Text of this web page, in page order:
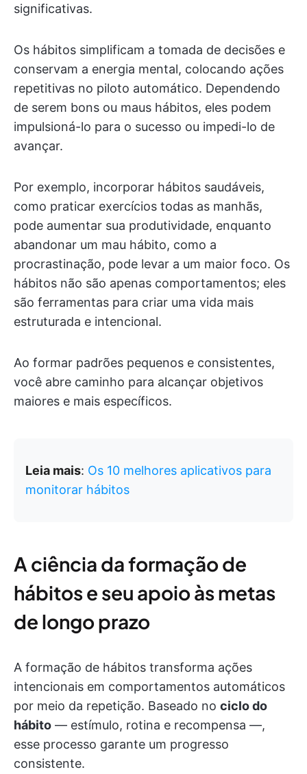
significativas.
Os hábitos simplificam a tomada de decisões e
conservam a energia mental, colocando ações
repetitivas no piloto automático. Dependendo
de serem bons ou maus hábitos, eles podem
impulsioná-lo para o sucesso ou impedi-lo de
avançar.
Por exemplo, incorporar hábitos saudáveis,
como praticar exercícios todas as manhãs,
pode aumentar sua produtividade, enquanto
abandonar um mau hábito, como a
procrastinação, pode levar a um maior foco. Os
hábitos não são apenas comportamentos; eles
são ferramentas para criar uma vida mais
estruturada e intencional.
Ao formar padrões pequenos e consistentes,
você abre caminho para alcançar objetivos
maiores e mais específicos.
Leia mais: Os 10 melhores aplicativos para
monitorar hábitos
A ciência da formação de
hábitos e seu apoio às metas
de longo prazo
A formação de hábitos transforma ações
intencionais em comportamentos automáticos
por meio da repetição. Baseado no ciclo do
hábito — estímulo, rotina e recompensa —,
esse processo garante um progresso
consistente.